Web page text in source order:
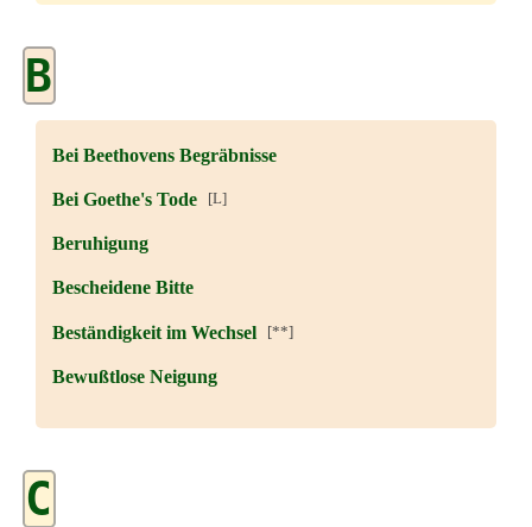
B
Bei Beethovens Begräbnisse
Bei Goethe's Tode[L]
Beruhigung
Bescheidene Bitte
Beständigkeit im Wechsel[**]
Bewußtlose Neigung
C